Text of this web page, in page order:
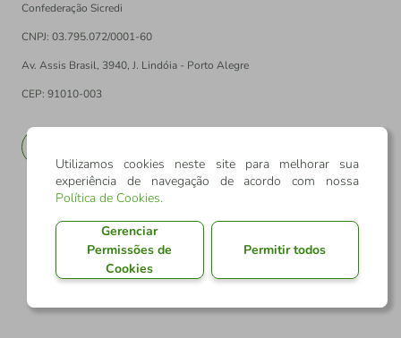
Confederação Sicredi
CNPJ: 03.795.072/0001-60
Av. Assis Brasil, 3940, J. Lindóia - Porto Alegre
CEP: 91010-003
Utilizamos cookies neste site para melhorar sua
experiência de navegação de acordo com nossa
Política de Cookies.
Gerenciar
Permissões de
Cookies
Permitir todos